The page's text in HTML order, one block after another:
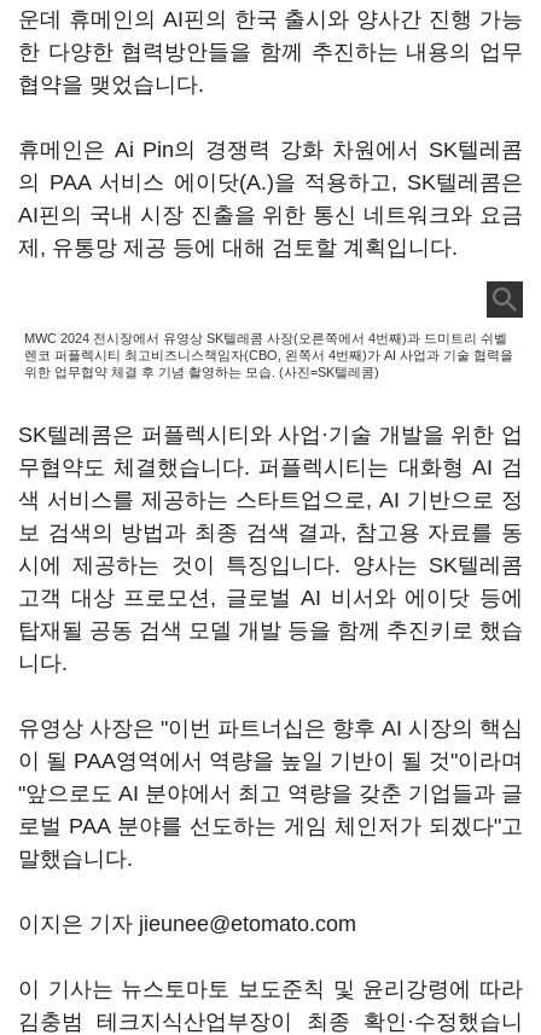
운데 휴메인의 AI핀의 한국 출시와 양사간 진행 가능
한 다양한 협력방안들을 함께 추진하는 내용의 업무
협약을 맺었습니다.
휴메인은 Ai Pin의 경쟁력 강화 차원에서 SK텔레콤
의 PAA 서비스 에이닷(A.)을 적용하고, SK텔레콤은
AI핀의 국내 시장 진출을 위한 통신 네트워크와 요금
제, 유통망 제공 등에 대해 검토할 계획입니다.
MWC 2024 전시장에서 유영상 SK텔레콤 사장(오른쪽에서 4번째)과 드미트리 쉬벨
렌코 퍼플렉시티 최고비즈니스책임자(CBO, 왼쪽서 4번째)가 AI 사업과 기술 협력을
위한 업무협약 체결 후 기념 촬영하는 모습. (사진=SK텔레콤)
SK텔레콤은 퍼플렉시티와 사업·기술 개발을 위한 업
무협약도 체결했습니다. 퍼플렉시티는 대화형 AI 검
색 서비스를 제공하는 스타트업으로, AI 기반으로 정
보 검색의 방법과 최종 검색 결과, 참고용 자료를 동
시에 제공하는 것이 특징입니다. 양사는 SK텔레콤
고객 대상 프로모션, 글로벌 AI 비서와 에이닷 등에
탑재될 공동 검색 모델 개발 등을 함께 추진키로 했습
니다.
유영상 사장은 "이번 파트너십은 향후 AI 시장의 핵심
이 될 PAA영역에서 역량을 높일 기반이 될 것"이라며
"앞으로도 AI 분야에서 최고 역량을 갖춘 기업들과 글
로벌 PAA 분야를 선도하는 게임 체인저가 되겠다"고
말했습니다.
이지은 기자 jieunee@etomato.com
이 기사는 뉴스토마토 보도준칙 및 윤리강령에 따라
김충범 테크지식산업부장이 최종 확인·수정했습니